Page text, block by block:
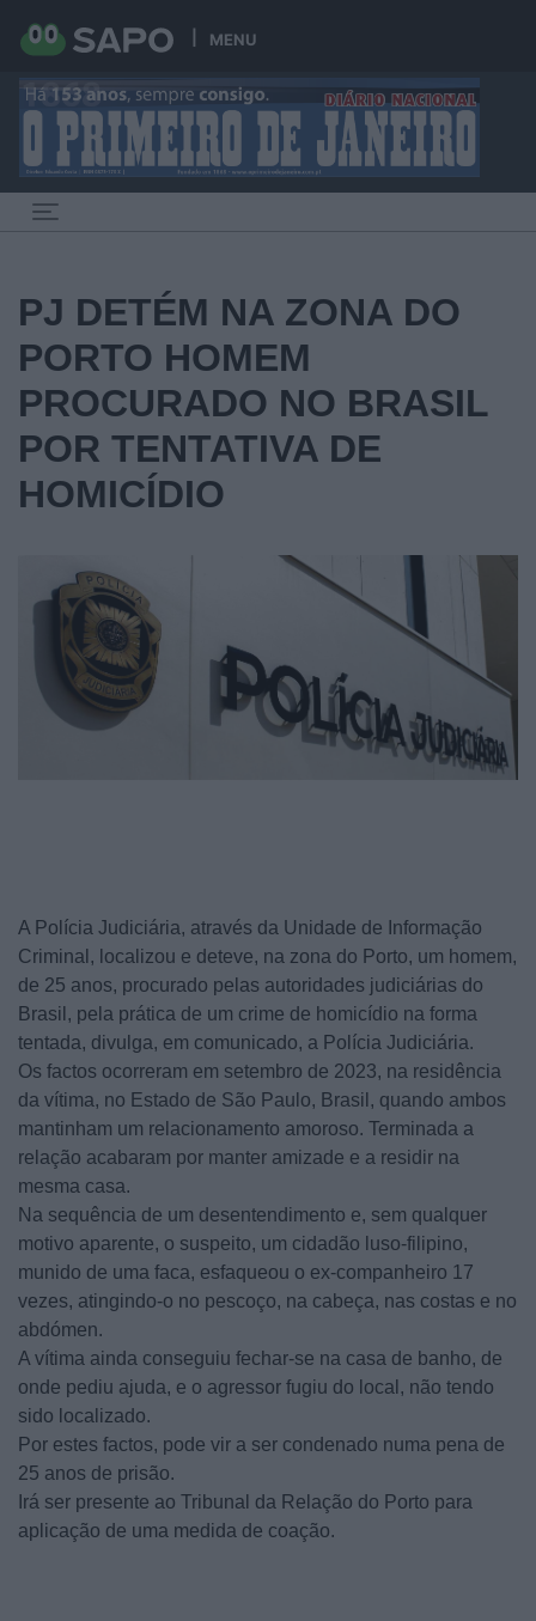
MENU
PJ DETÉM NA ZONA DO
PORTO HOMEM
PROCURADO NO BRASIL
POR TENTATIVA DE
HOMICÍDIO
A Polícia Judiciária, através da Unidade de Informação
Criminal, localizou e deteve, na zona do Porto, um homem,
de 25 anos, procurado pelas autoridades judiciárias do
Brasil, pela prática de um crime de homicídio na forma
tentada, divulga, em comunicado, a Polícia Judiciária.
Os factos ocorreram em setembro de 2023, na residência
da vítima, no Estado de São Paulo, Brasil, quando ambos
mantinham um relacionamento amoroso. Terminada a
relação acabaram por manter amizade e a residir na
mesma casa.
Na sequência de um desentendimento e, sem qualquer
motivo aparente, o suspeito, um cidadão luso-filipino,
munido de uma faca, esfaqueou o ex-companheiro 17
vezes, atingindo-o no pescoço, na cabeça, nas costas e no
abdómen.
A vítima ainda conseguiu fechar-se na casa de banho, de
onde pediu ajuda, e o agressor fugiu do local, não tendo
sido localizado.
Por estes factos, pode vir a ser condenado numa pena de
25 anos de prisão.
Irá ser presente ao Tribunal da Relação do Porto para
aplicação de uma medida de coação.